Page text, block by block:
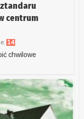
centrum
14
chwilowe